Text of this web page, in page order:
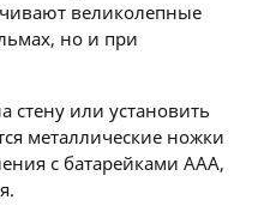
великолепные
но и при
стену или установить
металлические ножки
с батарейками AAA,